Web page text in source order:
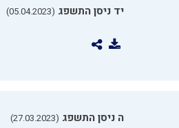
יד ניסן התשפג (05.04.2023)
ה ניסן התשפג (27.03.2023)